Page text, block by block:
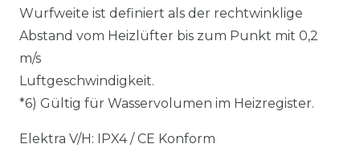
Wurfweite ist definiert als der rechtwinklige
Abstand vom Heizlüfter bis zum Punkt mit 0,2
m/s
Luftgeschwindigkeit.
*6) Gültig für Wasservolumen im Heizregister.
Elektra V/H: IPX4 / CE Konform